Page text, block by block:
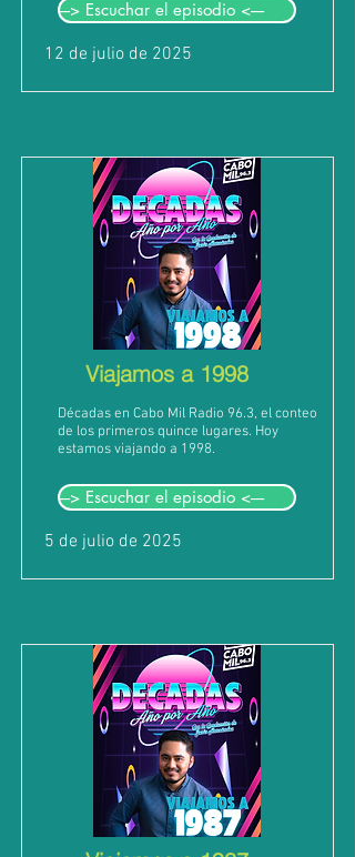
---> Escuchar el episodio <----
12 de julio de 2025
Viajamos a 1998
Décadas en Cabo Mil Radio 96.3, el conteo
de los primeros quince lugares. Hoy
estamos viajando a 1998.
---> Escuchar el episodio <----
5 de julio de 2025